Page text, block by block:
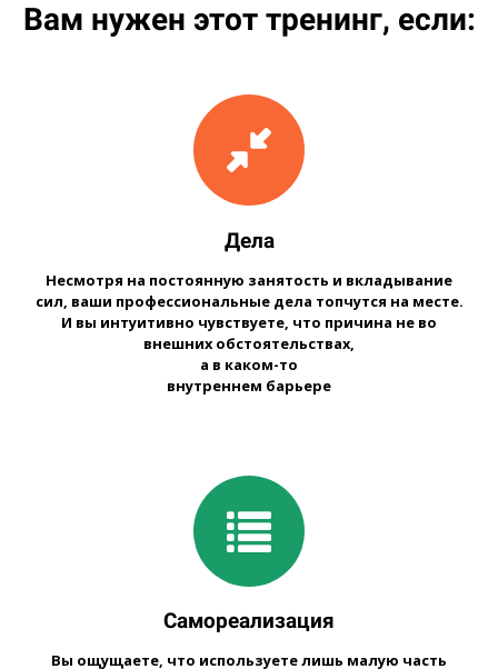
Вам нужен этот тренинг, если:
Дела
Несмотря на постоянную занятость и вкладывание
сил, ваши профессиональные дела топчутся на месте.
И вы интуитивно чувствуете, что причина не во
внешних обстоятельствах,
а в каком-то
внутреннем барьере
Самореализация
Вы ощущаете, что используете лишь малую часть